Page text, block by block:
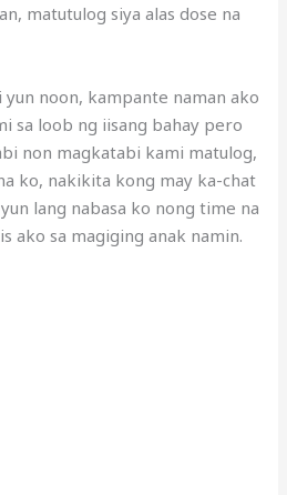
matutulog siya alas dose na
noon, kampante naman ako
sa loob ng iisang bahay pero
non magkatabi kami matulog,
ko, nakikita kong may ka-chat
yun lang nabasa ko nong time na
ako sa magiging anak namin.